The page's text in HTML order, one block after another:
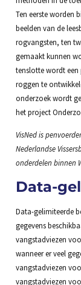
Ten eerste worden
beelden van de
rogvangsten, ten
gemaakt kunnen
tenslotte wordt
roggen te
onderzoek wordt
het project
VisNed is
Nederlandse
onderdelen binnen
Data-
Data-gelimiteerde
gegevens
vangstadviezen
wanneer er veel
vangstadviezen
vangstadviezen